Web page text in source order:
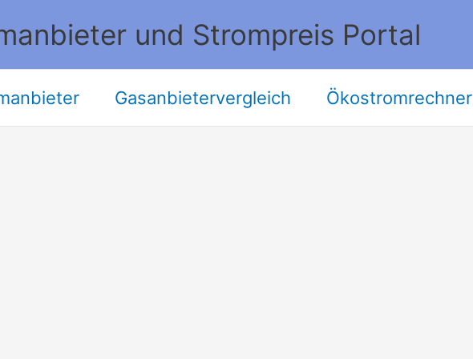
und Strompreis Portal
Gasanbietervergleich Ökostromrechner